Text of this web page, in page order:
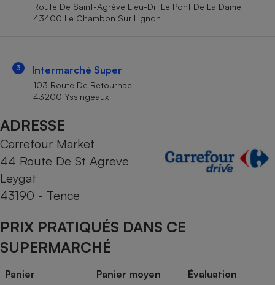
Route De Saint-Agrève Lieu-Dit Le Pont De La Dame
43400 Le Chambon Sur Lignon
3 Intermarché Super
103 Route De Retournac
43200 Yssingeaux
ADRESSE
Carrefour Market
44 Route De St Agreve
Leygat
43190 - Tence
PRIX PRATIQUÉS DANS CE
SUPERMARCHÉ
Panier Panier moyen Évaluation
Antivirus